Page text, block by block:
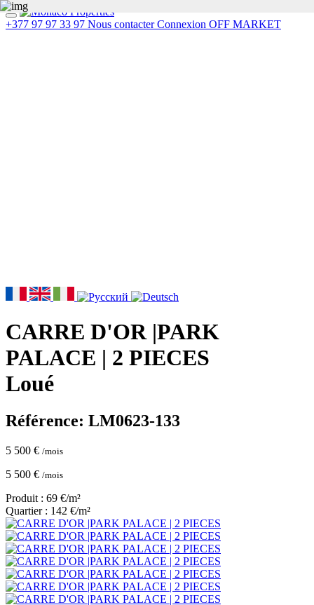
+377 97 97 33 97 Nous contacter Connexion OFF MARKET
CARRE D'OR |PARK
PALACE | 2 PIECES
Loué
Référence: LM0623-133
5 500 € /mois
5 500 € /mois
Produit : 69 €/m²
Quartier : 142 €/m²